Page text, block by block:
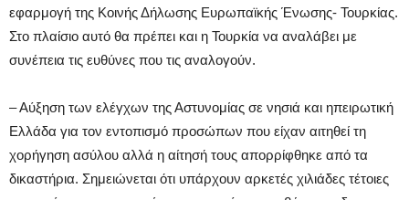
εφαρμογή της Κοινής Δήλωσης Ευρωπαϊκής Ένωσης- Τουρκίας.
Στο πλαίσιο αυτό θα πρέπει και η Τουρκία να αναλάβει με
συνέπεια τις ευθύνες που τις αναλογούν.
– Αύξηση των ελέγχων της Αστυνομίας σε νησιά και ηπειρωτική
Ελλάδα για τον εντοπισμό προσώπων που είχαν αιτηθεί τη
χορήγηση ασύλου αλλά η αίτησή τους απορρίφθηκε από τα
δικαστήρια. Σημειώνεται ότι υπάρχουν αρκετές χιλιάδες τέτοιες